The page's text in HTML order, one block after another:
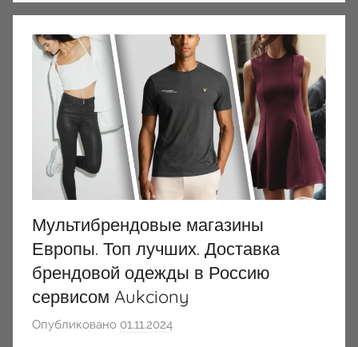
Мультибрендовые магазины
Европы. Топ лучших. Доставка
брендовой одежды в Россию
сервисом Aukciony
Опубликовано 01.11.2024